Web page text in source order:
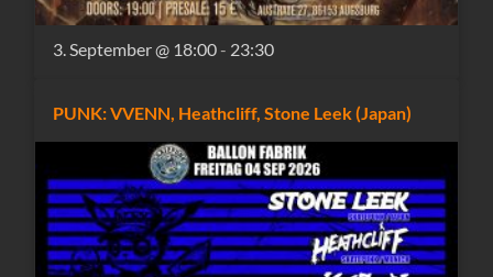
3. September @ 18:00- 23:30
PUNK: VVENN, Heathcliff, Stone Leek (Japan)